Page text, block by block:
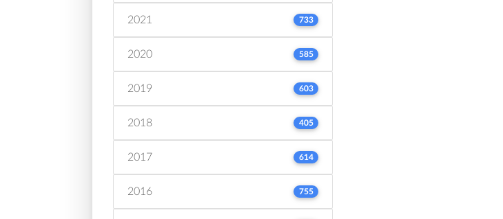
2021 733
2020 585
2019 603
2018 405
2017 614
2016 755